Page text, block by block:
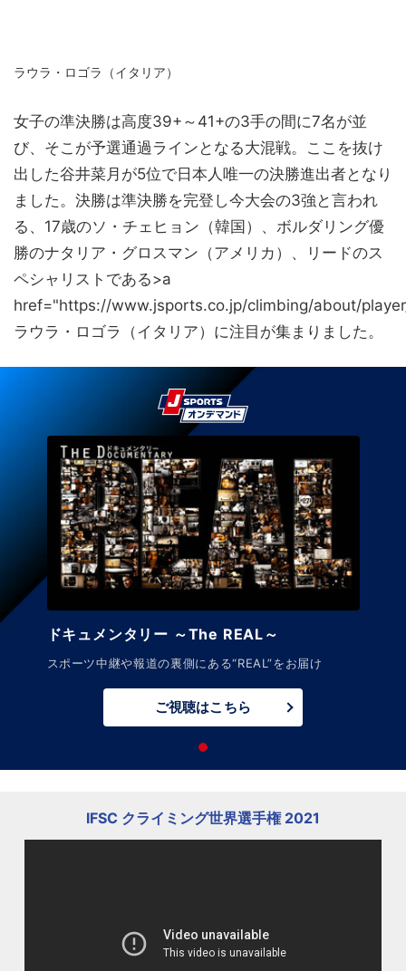
ラウラ・ロゴラ（イタリア）
女子の準決勝は高度39+～41+の3手の間に7名が並
び、そこが予選通過ラインとなる大混戦。ここを抜け
出した谷井菜月が5位で日本人唯一の決勝進出者となり
ました。決勝は準決勝を完登し今大会の3強と言われ
る、17歳のソ・チェヒョン（韓国）、ボルダリング優
勝のナタリア・グロスマン（アメリカ）、リードのス
ペシャリストである>a
href="https://www.jsports.co.jp/climbing/about/
ラウラ・ロゴラ（イタリア）に注目が集まりました。
ドキュメンタリー ～The REAL～
スポーツ中継や報道の裏側にある“REAL”をお届け
ご視聴はこちら
IFSC クライミング世界選手権 2021